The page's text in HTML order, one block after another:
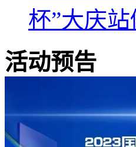
杯”大庆
活动预告